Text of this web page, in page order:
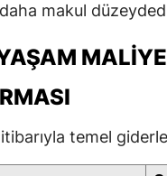
makul
itibarıyla temel